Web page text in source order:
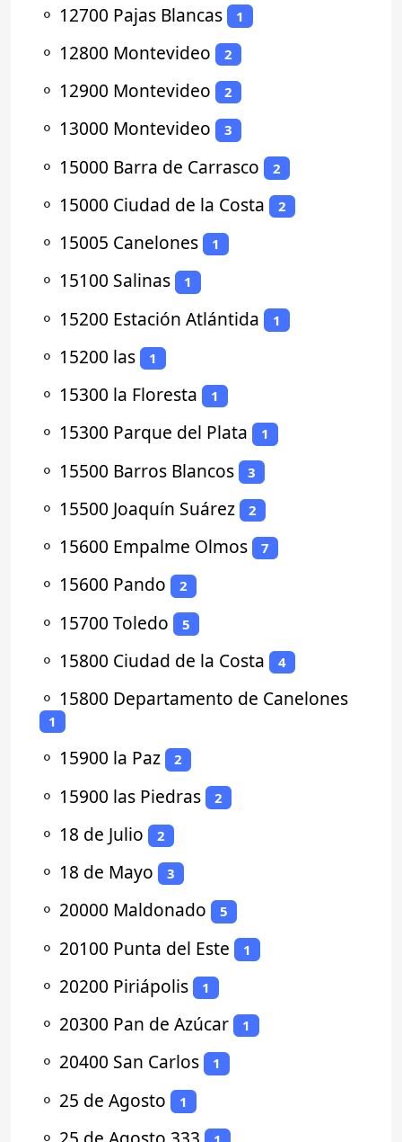
⚬ 12700 Pajas Blancas 1
⚬ 12800 Montevideo 2
⚬ 12900 Montevideo 2
⚬ 13000 Montevideo 3
⚬ 15000 Barra de Carrasco 2
⚬ 15000 Ciudad de la Costa 2
⚬ 15005 Canelones 1
⚬ 15100 Salinas 1
⚬ 15200 Estación Atlántida 1
⚬ 15200 las 1
⚬ 15300 la Floresta 1
⚬ 15300 Parque del Plata 1
⚬ 15500 Barros Blancos 3
⚬ 15500 Joaquín Suárez 2
⚬ 15600 Empalme Olmos 7
⚬ 15600 Pando 2
⚬ 15700 Toledo 5
⚬ 15800 Ciudad de la Costa 4
⚬ 15800 Departamento de Canelones
1
⚬ 15900 la Paz 2
⚬ 15900 las Piedras 2
⚬ 18 de Julio 2
⚬ 18 de Mayo 3
⚬ 20000 Maldonado 5
⚬ 20100 Punta del Este 1
⚬ 20200 Piriápolis 1
⚬ 20300 Pan de Azúcar 1
⚬ 20400 San Carlos 1
⚬ 25 de Agosto 1